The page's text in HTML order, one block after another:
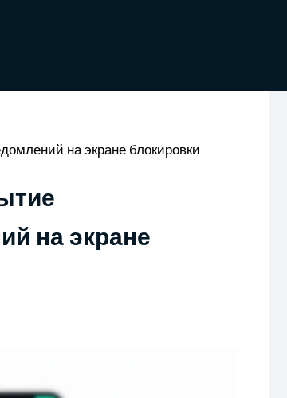
на экране блокировки
на экране